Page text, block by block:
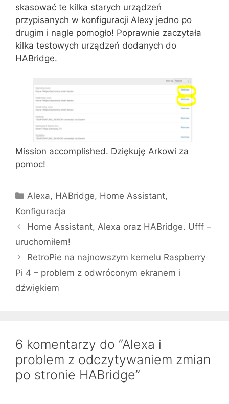
skasować te kilka starych urządzeń
przypisanych w konfiguracji Alexy jedno po
drugim i nagle pomogło! Poprawnie zaczytała
kilka testowych urządzeń dodanych do
HABridge.
Mission accomplished. Dziękuję Arkowi za
pomoc!
Kategorie
Alexa, HABridge, Home Assistant,
Konfiguracja
Home Assistant, Alexa oraz HABridge. Ufff –
uruchomiłem!
RetroPie na najnowszym kernelu Raspberry
Pi 4 – problem z odwróconym ekranem i
dźwiękiem
6 komentarzy do “Alexa i
problem z odczytywaniem zmian
po stronie HABridge”